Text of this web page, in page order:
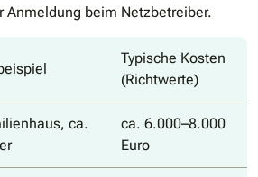
Anmeldung beim Netzbetreiber.
Typische Kosten
(Richtwerte)
ca.
ca. 6.000–8.000
Euro